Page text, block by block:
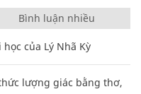
Bình luận nhiều
của Lý Nhã Kỳ
lượng giác bằng thơ,